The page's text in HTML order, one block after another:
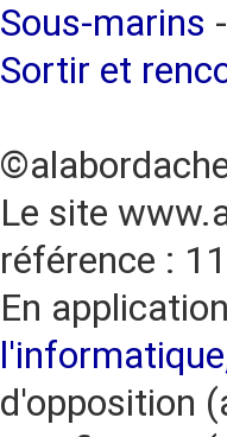
Sous-marins -
Sortir et
Le site
référence :
En
d'opposition